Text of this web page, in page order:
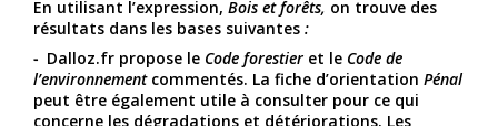
En utilisant l’expression, Bois et forêts, on trouve des
résultats dans les bases suivantes :
Dalloz.fr propose le Code forestier et le Code de
l’environnementcommentés. La fiche d’orientation Pénal
peut être également utile à consulter pour ce qui
concerne les dégradations et détériorations. Les